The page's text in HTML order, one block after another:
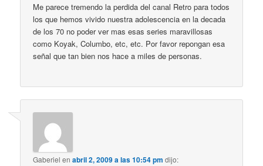
Me parece tremendo la perdida del canal Retro para todos
los que hemos vivido nuestra adolescencia en la decada
de los 70 no poder ver mas esas series maravillosas
como Koyak, Columbo, etc, etc. Por favor repongan esa
señal que tan bien nos hace a miles de personas.
Gaberiel enabril 2, 2009 a las 10:54 pm dijo: